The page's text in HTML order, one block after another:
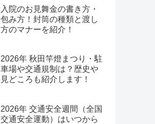
入院のお見舞金の書き方・
包み方！封筒の種類と渡し
方のマナーを紹介！
2026年 秋田竿燈まつり・駐
車場や交通規制は？歴史や
見どころも紹介します！
2026年 交通安全週間（全国
交通安全運動）はいつから